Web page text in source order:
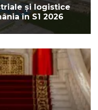
și logistice
în S1 2026